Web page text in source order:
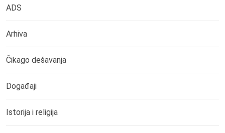
ADS
Arhiva
Čikago dešavanja
Događaji
Istorija i religija